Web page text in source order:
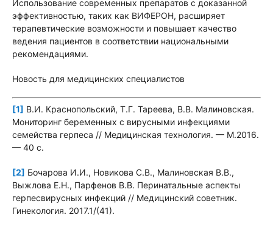
Использование современных препаратов с доказанной
эффективностью, таких как ВИФЕРОН, расширяет
терапевтические возможности и повышает качество
ведения пациентов в соответствии национальными
рекомендациями.
Новость для медицинских специалистов
[1] В.И. Краснопольский, Т.Г. Тареева, В.В. Малиновская.
Мониторинг беременных с вирусными инфекциями
семейства герпеса // Медицинская технология. — М.2016.
— 40 с.
[2] Бочарова И.И., Новикова С.В., Малиновская В.В.,
Выжлова Е.Н., Парфенов В.В. Перинатальные аспекты
герпесвирусных инфекций // Медицинский советник.
Гинекология. 2017.1/(41).